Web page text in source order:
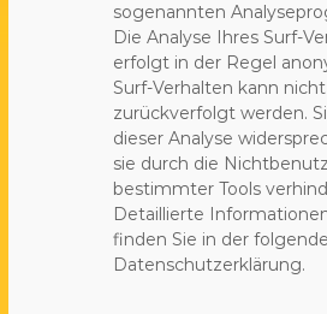
sogenannten
Die Analyse Ihres Surf-
erfolgt in der Regel
Surf-Verhalten kann
zurückverfolgt werden.
dieser Analyse
sie durch die
bestimmter Tools
Detaillierte
finden Sie in der
Datenschutzerklärung.